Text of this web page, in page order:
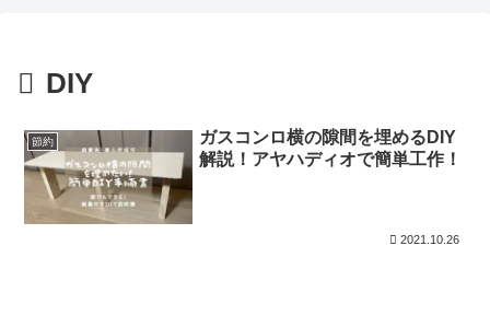
DIY
節約
ガスコンロ横の隙間を埋めるDIY
解説！アヤハディオで簡単工作！
2021.10.26